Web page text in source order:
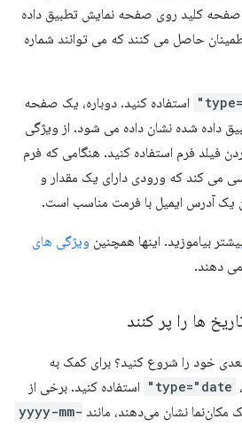
کلید روی صفحه نمایش تطبیق داده
حاصل می کنند که می توانند شماره
استفاده کنید. دوباره، یک صفحه
شده نشان داده می شود. از ویژگی
فرم استفاده کنید. هنگامی که فرم
کند که ورودی دارای یک مقدار و
آدرس ایمیل با فرمت مناسب است.
بیاموزید. اینها همچنینویژگی های
ها را پر کنند
را شروع کنید؟ برای کمک به
استفاده کنید. برخی از
نشان می‌دهند، مانندyyyy-mm-